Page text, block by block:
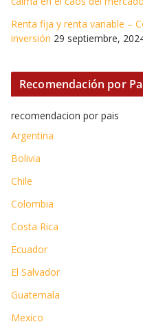
Renta fija y renta variable –
inversión 29 septiembre,
Recomendación por
recomendacion por pais
Argentina
Bolivia
Chile
Colombia
Costa Rica
Ecuador
El Salvador
Guatemala
Mexico